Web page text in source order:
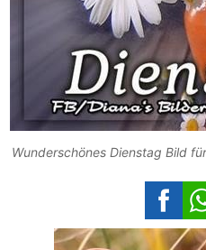
Wunderschönes Dienstag Bild